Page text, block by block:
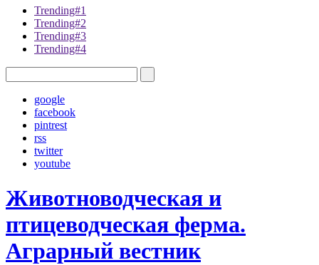
Trending#1
Trending#2
Trending#3
Trending#4
google
facebook
pintrest
rss
twitter
youtube
Животноводческая и
птицеводческая ферма.
Аграрный вестник